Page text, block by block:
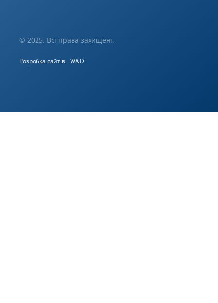
© 2025. Всі права захищені.
Розробка сайтів W&D